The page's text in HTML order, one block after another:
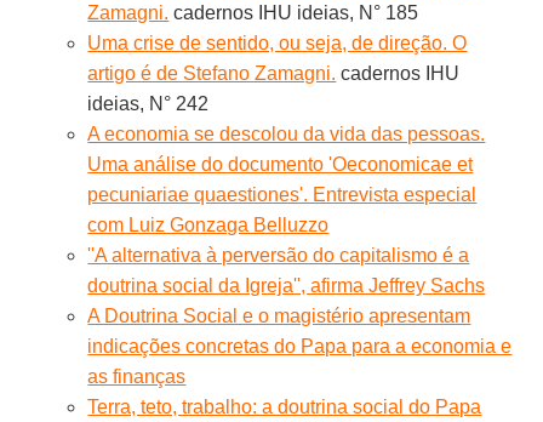
Zamagni. cadernos IHU ideias, N° 185
Uma crise de sentido, ou seja, de direção. O
artigo é de Stefano Zamagni. cadernos IHU
ideias, N° 242
A economia se descolou da vida das pessoas.
Uma análise do documento 'Oeconomicae et
pecuniariae quaestiones'. Entrevista especial
com Luiz Gonzaga Belluzzo
''A alternativa à perversão do capitalismo é a
doutrina social da Igreja'', afirma Jeffrey Sachs
A Doutrina Social e o magistério apresentam
indicações concretas do Papa para a economia e
as finanças
Terra, teto, trabalho: a doutrina social do Papa